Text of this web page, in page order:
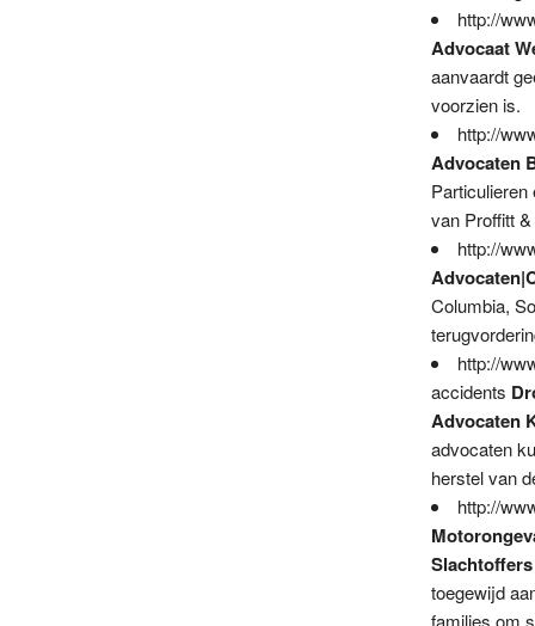
http://
Advocaat
aanvaardt
voorzien is.
http://
Advocaten
van Proffitt
http://
Columbia,
http://
accidents
Advocaten
advocaten
herstel van
http://
toegewijd